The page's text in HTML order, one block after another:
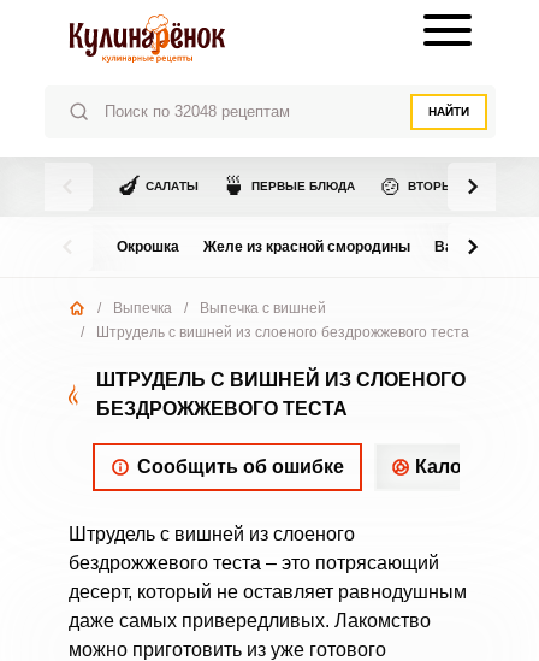
НАЙТИ
🍆 САЛАТЫ 🍵 ПЕРВЫЕ БЛЮДА 🍲 ВТОРЫЕ БЛЮДА
Окрошка Желе из красной смородины Варенье из
/ Выпечка /
Выпечка с вишней
/
Штрудель с вишней из слоеного бездрожжевого теста
ШТРУДЕЛЬ С ВИШНЕЙ ИЗ СЛОЕНОГО
БЕЗДРОЖЖЕВОГО ТЕСТА
Сообщить об ошибке
Штрудель с вишней из слоеного
бездрожжевого теста – это потрясающий
десерт, который не оставляет равнодушным
даже самых привередливых. Лакомство
можно приготовить из уже готового